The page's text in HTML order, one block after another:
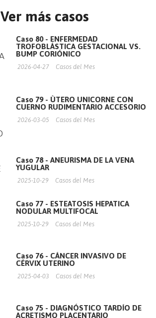
Ver más casos
Caso 80 - ENFERMEDAD
TROFOBLÁSTICA GESTACIONAL VS.
BUMP CORIÓNICO
2026-04-27 Casos del Mes
Caso 79 - ÙTERO UNICORNE CON
CUERNO RUDIMENTARIO ACCESORIO
2026-03-05 Casos del Mes
Caso 78 - ANEURISMA DE LA VENA
YUGULAR
2025-10-29 Casos del Mes
Caso 77 - ESTEATOSIS HEPATICA
NODULAR MULTIFOCAL
2025-10-29 Casos del Mes
Caso 76 - CÁNCER INVASIVO DE
CÉRVIX UTERINO
2025-04-03 Casos del Mes
Caso 75 - DIAGNÓSTICO TARDÍO DE
ACRETISMO PLACENTARIO